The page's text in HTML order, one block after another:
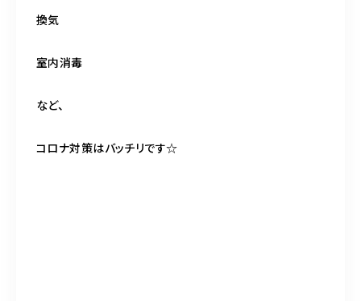
換気
室内消毒
など、
コロナ対策はバッチリです☆